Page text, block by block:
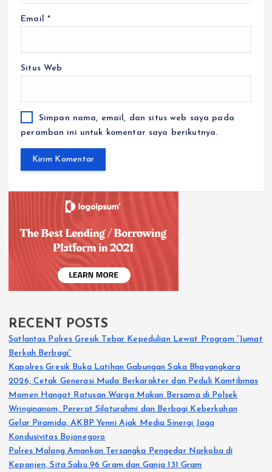
Email *
Situs Web
Simpan nama, email, dan situs web saya pada
peramban ini untuk komentar saya berikutnya.
RECENT POSTS
Satlantas Polres Gresik Tebar Kepedulian Lewat Program “Jumat
Berkah Berbagi”
Kapolres Gresik Buka Latihan Gabungan Saka Bhayangkara
2026, Cetak Generasi Muda Berkarakter dan Peduli Kamtibmas
Momen Hangat Ratusan Warga Makan Bersama di Polsek
Wringinanom, Pererat Silaturahmi dan Berbagi Keberkahan
Gelar Piramida, AKBP Yenni Ajak Media Sinergi Jaga
Kondusivitas Bojonegoro
Polres Malang Amankan Tersangka Pengedar Narkoba di
Kepanjen, Sita Sabu 96 Gram dan Ganja 131 Gram